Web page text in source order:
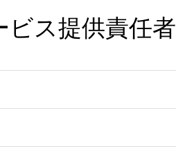
ビス提供責任者